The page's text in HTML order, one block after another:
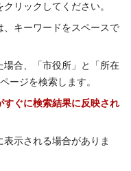
リックしてください。
キーワードをスペースで
合、「市役所」と「所在
ージを検索します。
すぐに検索結果に反映され
示される場合がありま